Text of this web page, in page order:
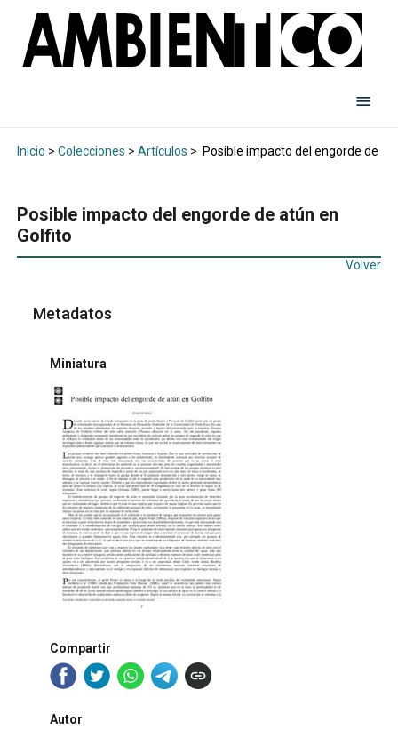
Inicio > Colecciones > Artículos > Posible impacto del engorde de
Posible impacto del engorde de atún en
Golfito
Volver
Metadatos
Miniatura
Compartir
Autor